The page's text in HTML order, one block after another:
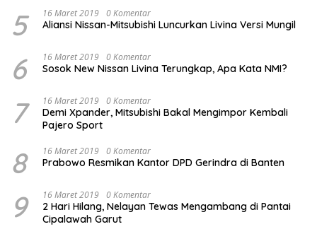
5 16 Maret 2019 0 Komentar
Aliansi Nissan-Mitsubishi Luncurkan Livina Versi Mungil
6 16 Maret 2019 0 Komentar
Sosok New Nissan Livina Terungkap, Apa Kata NMI?
7 16 Maret 2019 0 Komentar
Demi Xpander, Mitsubishi Bakal Mengimpor Kembali
Pajero Sport
8 16 Maret 2019 0 Komentar
Prabowo Resmikan Kantor DPD Gerindra di Banten
9 16 Maret 2019 0 Komentar
2 Hari Hilang, Nelayan Tewas Mengambang di Pantai
Cipalawah Garut